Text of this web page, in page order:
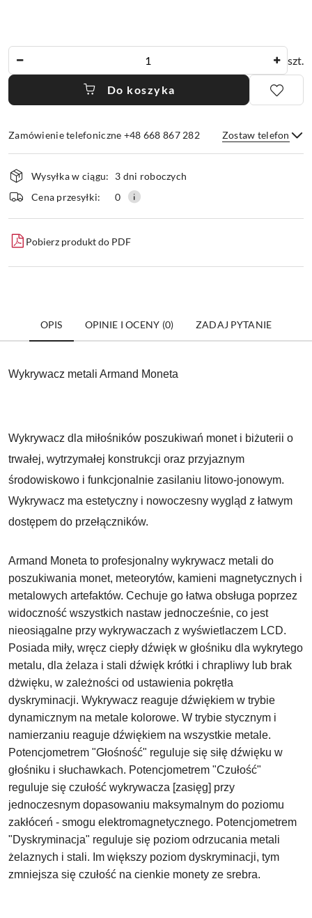
szt.
Do koszyka
Zamówienie telefoniczne +48 668 867 282 Zostaw telefon
Wyślij
Dostępność
i
dostawa
Wysyłka w ciągu:
3 dni roboczych
Cena przesyłki:
0
Pobierz produkt do PDF
OPIS OPINIE I OCENY (0) ZADAJ PYTANIE
Wykrywacz metali Armand Moneta
Wykrywacz dla miłośników poszukiwań monet i biżuterii o
trwałej, wytrzymałej konstrukcji oraz przyjaznym
środowiskowo i funkcjonalnie zasilaniu litowo-jonowym.
Wykrywacz ma estetyczny i nowoczesny wygląd z łatwym
dostępem do przełączników.
Armand Moneta to profesjonalny wykrywacz metali do
poszukiwania monet, meteorytów, kamieni magnetycznych i
metalowych artefaktów. Cechuje go łatwa obsługa poprzez
widoczność wszystkich nastaw jednocześnie, co jest
nieosiągalne przy wykrywaczach z wyświetlaczem LCD.
Posiada miły, wręcz ciepły dźwięk w głośniku dla wykrytego
metalu, dla żelaza i stali dźwięk krótki i chrapliwy lub brak
dżwięku, w zależności od ustawienia pokrętła
dyskryminacji. Wykrywacz reaguje dźwiękiem w trybie
dynamicznym na metale kolorowe. W trybie stycznym i
namierzaniu reaguje dźwiękiem na wszystkie metale.
Potencjometrem "Głośność" reguluje się siłę dźwięku w
głośniku i słuchawkach. Potencjometrem "Czułość"
reguluje się czułość wykrywacza [zasięg] przy
jednoczesnym dopasowaniu maksymalnym do poziomu
zakłóceń - smogu elektromagnetycznego. Potencjometrem
"Dyskryminacja" reguluje się poziom odrzucania metali
żelaznych i stali. Im większy poziom dyskryminacji, tym
zmniejsza się czułość na cienkie monety ze srebra.